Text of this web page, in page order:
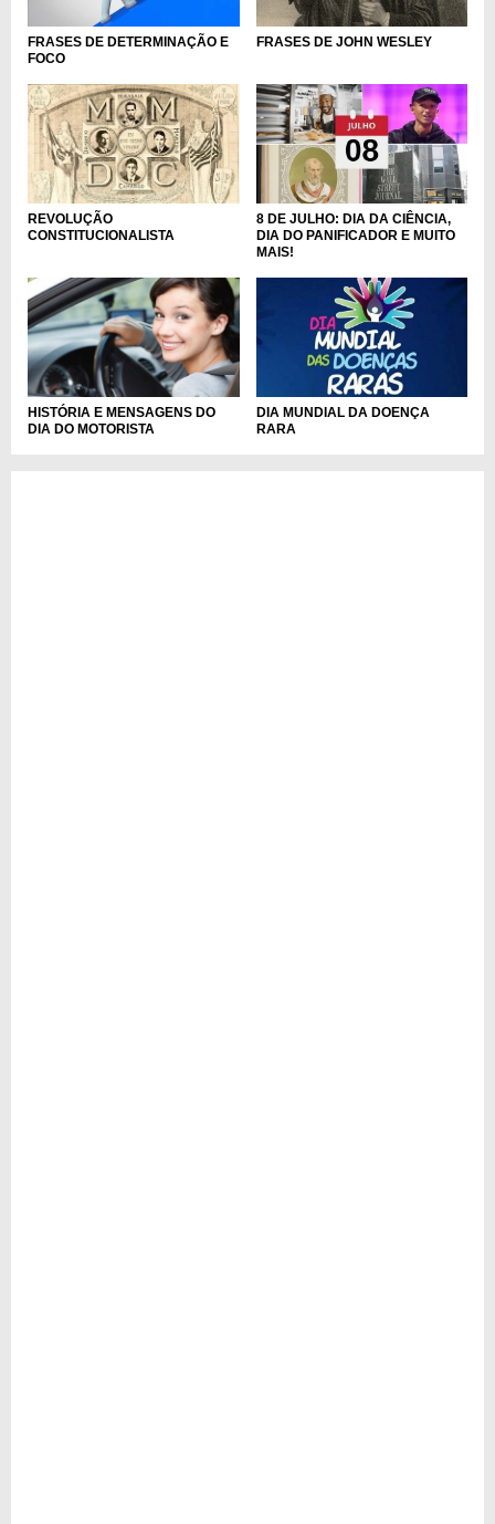
FRASES DE DETERMINAÇÃO E
FOCO
FRASES DE JOHN WESLEY
REVOLUÇÃO
CONSTITUCIONALISTA
8 DE JULHO: DIA DA CIÊNCIA,
DIA DO PANIFICADOR E MUITO
MAIS!
HISTÓRIA E MENSAGENS DO
DIA DO MOTORISTA
DIA MUNDIAL DA DOENÇA
RARA